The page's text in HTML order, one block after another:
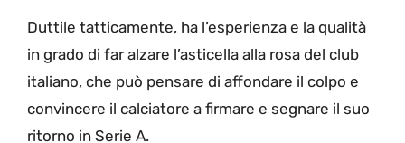
Duttile tatticamente, ha l’esperienza e la qualità
in grado di far alzare l’asticella alla rosa del club
italiano, che può pensare di affondare il colpo e
convincere il calciatore a firmare e segnare il suo
ritorno in Serie A.